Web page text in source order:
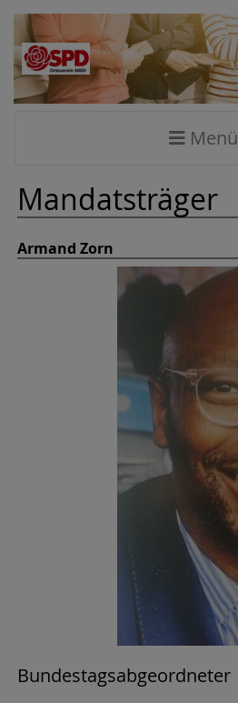
Menü
Mandatsträger
Armand Zorn
Bundestagsabgeordneter